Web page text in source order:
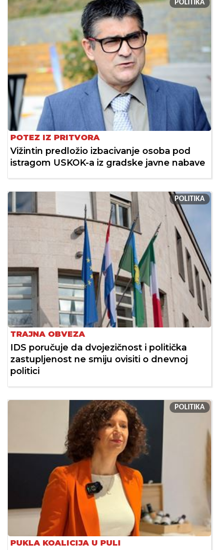
POLITIKA
POTEZ IZ PRITVORA
Vižintin predložio izbacivanje osoba pod
istragom USKOK-a iz gradske javne nabave
POLITIKA
TRAJNA OBVEZA
IDS poručuje da dvojezičnost i politička
zastupljenost ne smiju ovisiti o dnevnoj
politici
POLITIKA
PUKLA KOALICIJA U PULI